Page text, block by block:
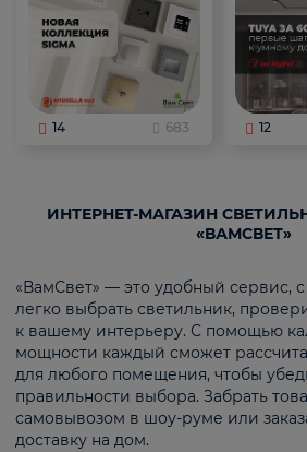
14 683 12
ИНТЕРНЕТ-МАГАЗИН
«ВАМСВЕТ»
«ВамСвет» — это удобный сервис,
легко выбрать светильник,
к вашему интерьеру. С помощью
мощности каждый сможет
для любого помещения, чтобы
правильности выбора. Забрать
самовывозом в шоу-руме или
доставку на дом.